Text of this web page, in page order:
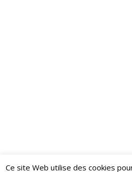
Ce site Web utilise des cookies